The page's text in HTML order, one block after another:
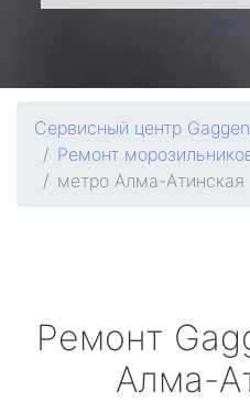
Сервисный центр
Ремонт
метро Алма-Атинская
Ремонт
Алма-